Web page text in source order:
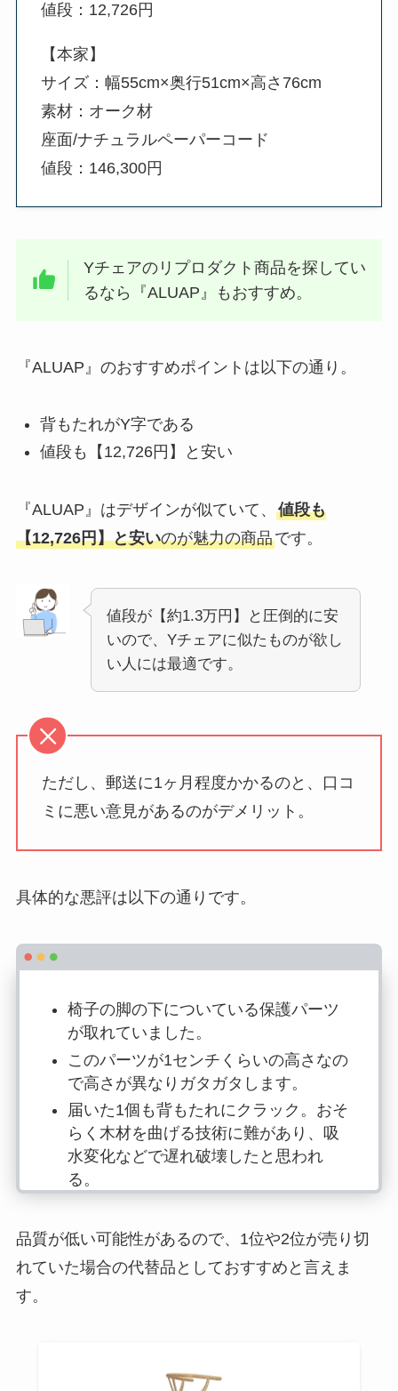
値段：12,726円
【本家】
サイズ：幅55cm×奥行51cm×高さ76cm
素材：オーク材
座面/ナチュラルペーパーコード
値段：146,300円
Yチェアのリプロダクト商品を探してい
るなら『ALUAP』もおすすめ。
『ALUAP』のおすすめポイントは以下の通り。
背もたれがY字である
値段も【12,726円】と安い
『ALUAP』はデザインが似ていて、 値段も
【12,726円】と安いのが魅力の商品です。
値段が【約1.3万円】と圧倒的に安
いので、Yチェアに似たものが欲し
い人には最適です。
ただし、郵送に1ヶ月程度かかるのと、口コ
ミに悪い意見があるのがデメリット。
具体的な悪評は以下の通りです。
椅子の脚の下についている保護パーツ
が取れていました。
このパーツが1センチくらいの高さなの
で高さが異なりガタガタします。
届いた1個も背もたれにクラック。おそ
らく木材を曲げる技術に難があり、吸
水変化などで遅れ破壊したと思われ
る。
品質が低い可能性があるので、1位や2位が売り切
れていた場合の代替品としておすすめと言えま
す。